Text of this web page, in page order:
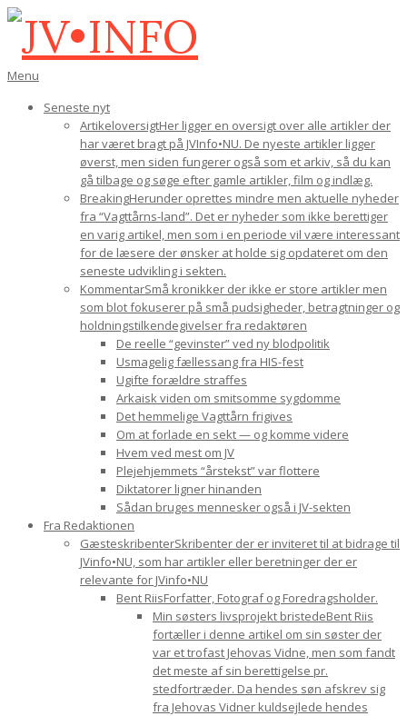
Gå
indhold
JV•INFO
Den
navigations-
Menu
Seneste nyt
ArtikeloversigtHer ligger en oversigt over alle artikler der
har været bragt på JVInfo•NU. De nyeste artikler ligger
øverst, men siden fungerer også som et arkiv, så du kan
gå tilbage og søge efter gamle artikler, film og indlæg.
BreakingHerunder oprettes mindre men aktuelle nyheder
fra “Vagttårns-land”. Det er nyheder som ikke berettiger
en varig artikel, men som i en periode vil være interessant
for de læsere der ønsker at holde sig opdateret om den
seneste udvikling i sekten.
KommentarSmå kronikker der ikke er store artikler men
som blot fokuserer på små pudsigheder, betragtninger og
holdningstilkendegivelser fra redaktøren
De reelle “gevinster” ved ny blodpolitik
Usmagelig fællessang fra HIS-fest
Ugifte forældre straffes
Arkaisk viden om smitsomme sygdomme
Det hemmelige Vagttårn frigives
Om at forlade en sekt — og komme videre
Hvem ved mest om JV
Plejehjemmets “årstekst” var flottere
Diktatorer ligner hinanden
Sådan bruges mennesker også i JV-sekten
Fra Redaktionen
GæsteskribenterSkribenter der er inviteret til at bidrage til
JVinfo•NU, som har artikler eller beretninger der er
relevante for JVinfo•NU
Bent RiisForfatter, Fotograf og Foredragsholder.
Min søsters livsprojekt bristedeBent Riis
fortæller i denne artikel om sin søster der
var et trofast Jehovas Vidne, men som fandt
det meste af sin berettigelse pr.
stedfortræder. Da hendes søn afskrev sig
fra Jehovas Vidner kuldsejlede hendes